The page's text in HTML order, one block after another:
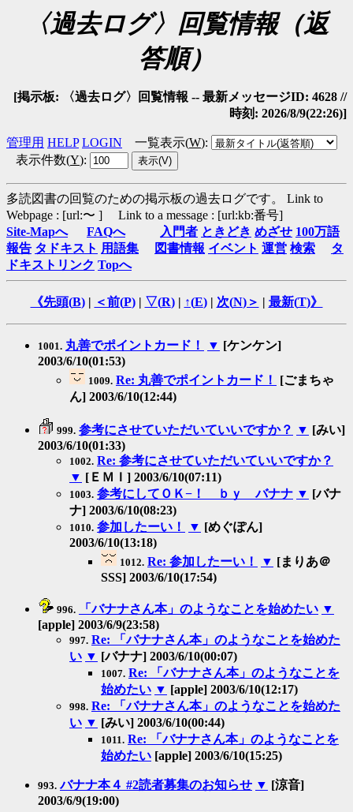
〈過去ログ〉回覧情報（返
答順）
[掲示板: 〈過去ログ〉回覧情報 -- 最新メッセージID: 4628 //
時刻: 2026/8/9(22:26)]
管理用 HELP LOGIN 一覧表示(W):
表示件数(Y):
多読図書の回覧のための掲示板の過去ログです。 Link to
Webpage : [url:〜 ] Link to a message : [url:kb:番号]
Site-Mapへ
FAQへ 入門者 ときどき めざせ 100万語
報告 タドキスト 用語集 図書情報 イベント 運営 検索
タ
ドキストリンク Topへ
《先頭(B)| ＜前(P)| ▽(R)| ↑(E)| 次(N)＞ | 最新(T)》
1001. 丸善でポイントカード！ ▼ [ケンケン]
2003/6/10(01:53)
1009. Re: 丸善でポイントカード！
[ごまちゃ
ん] 2003/6/10(12:44)
999. 参考にさせていただいていいですか？ ▼ [みい]
2003/6/10(01:33)
1002. Re: 参考にさせていただいていいですか？
▼ [ＥＭＩ] 2003/6/10(07:11)
1003. 参考にしてＯＫ−！ ｂｙ バナナ ▼ [バナ
ナ] 2003/6/10(08:23)
1010. 参加したーい！ ▼ [めぐぽん]
2003/6/10(13:18)
1012. Re: 参加したーい！ ▼ [まりあ＠
SSS] 2003/6/10(17:54)
996. 「バナナさん本」のようなことを始めたい ▼
[apple] 2003/6/9(23:58)
997. Re: 「バナナさん本」のようなことを始めた
い ▼ [バナナ] 2003/6/10(00:07)
1007. Re: 「バナナさん本」のようなことを
始めたい ▼ [apple] 2003/6/10(12:17)
998. Re: 「バナナさん本」のようなことを始めた
い ▼ [みい] 2003/6/10(00:44)
1011. Re: 「バナナさん本」のようなことを
始めたい [apple] 2003/6/10(15:25)
993. バナナ本４ #2読者募集のお知らせ ▼ [涼音]
2003/6/9(19:00)